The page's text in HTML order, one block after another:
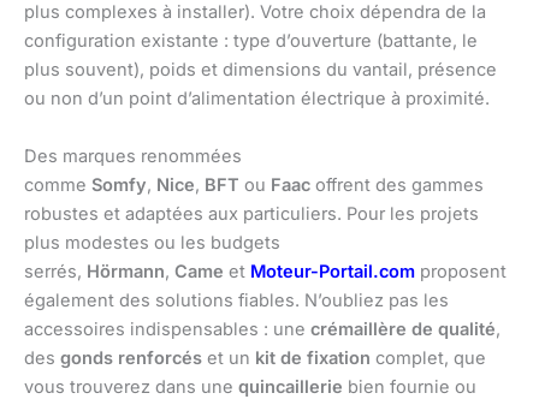
plus complexes à installer). Votre choix dépendra de la
configuration existante : type d’ouverture (battante, le
plus souvent), poids et dimensions du vantail, présence
ou non d’un point d’alimentation électrique à proximité.
Des marques renommées
comme Somfy, Nice, BFT ou Faac offrent des gammes
robustes et adaptées aux particuliers. Pour les projets
plus modestes ou les budgets
serrés, Hörmann, Came et Moteur-Portail.com proposent
également des solutions fiables. N’oubliez pas les
accessoires indispensables : une crémaillère de qualité,
des gonds renforcés et un kit de fixation complet, que
vous trouverez dans une quincaillerie bien fournie ou